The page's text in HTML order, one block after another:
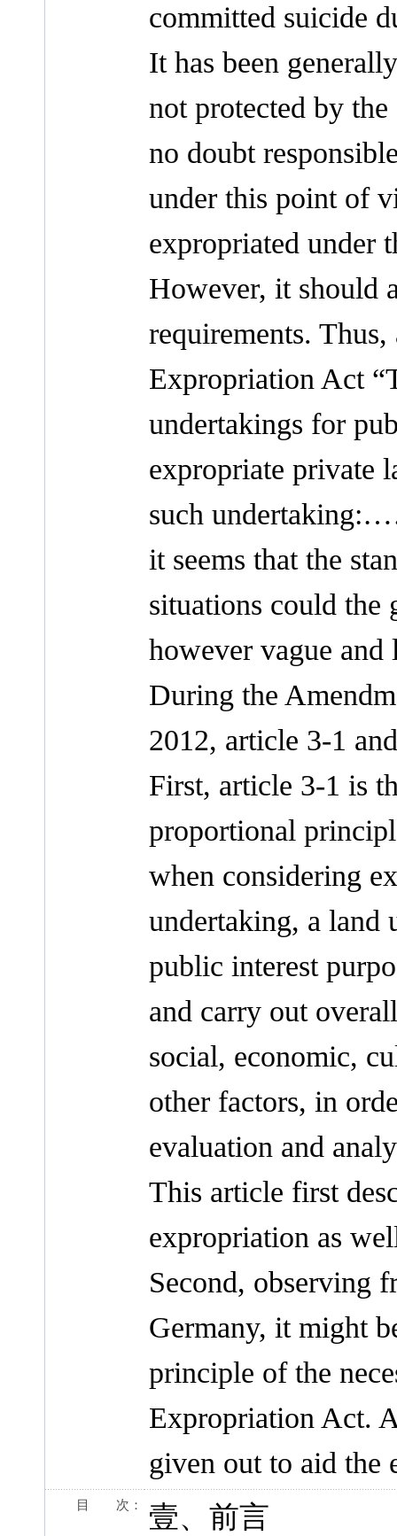
committed suicide
It has been
not protected by
no doubt
under this point of
expropriated under
However, it should
requirements.
Expropriation Act
undertakings for
expropriate private
such
it seems that the
situations could the
however vague and
During the
2012, article 3-1
First, article 3-1 is
proportional
when considering
undertaking, a land
public interest
and carry out
social, economic,
other factors, in
evaluation and
This article first
expropriation as
Second, observing
Germany, it might
principle of the
Expropriation Act.
given out to aid the
目 次：
壹、前言